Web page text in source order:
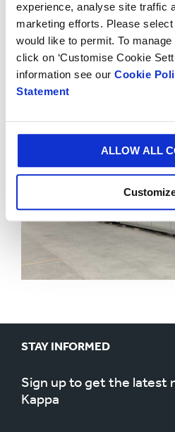
experience, analyse site traffic
marketing efforts. Please
would like to permit. To
click on ‘Customise Cookie
information see our Cookie
Statement
ALLOW ALL
Esta última inversión se suma
planta de corrugado de
México, por 22 millones de
realizó el año pasado.
STAY INFORMED
Sign up to get the latest
Kappa